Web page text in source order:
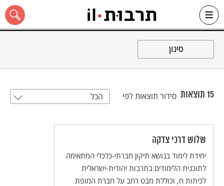
Skip
כל האתר
סינון
15 תוצאות סידור תוצאות לפי הכל
שלוש דרכי צדקה
יחידת לימוד בנושא תיקון חברתי-כלכלי המתאימה
לתוכנית הלימודים בתרבות יהודית-ישראלית
לכיתות ח, וכוללת מבט רחב על חברת המופת